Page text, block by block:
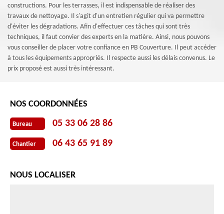
constructions. Pour les terrasses, il est indispensable de réaliser des
travaux de nettoyage. Il s'agit d'un entretien régulier qui va permettre
d'éviter les dégradations. Afin d'effectuer ces tâches qui sont très
techniques, il faut convier des experts en la matière. Ainsi, nous pouvons
vous conseiller de placer votre confiance en PB Couverture. Il peut accéder
à tous les équipements appropriés. Il respecte aussi les délais convenus. Le
prix proposé est aussi très intéressant.
NOS COORDONNÉES
Bureau 05 33 06 28 86
Chantier 06 43 65 91 89
NOUS LOCALISER